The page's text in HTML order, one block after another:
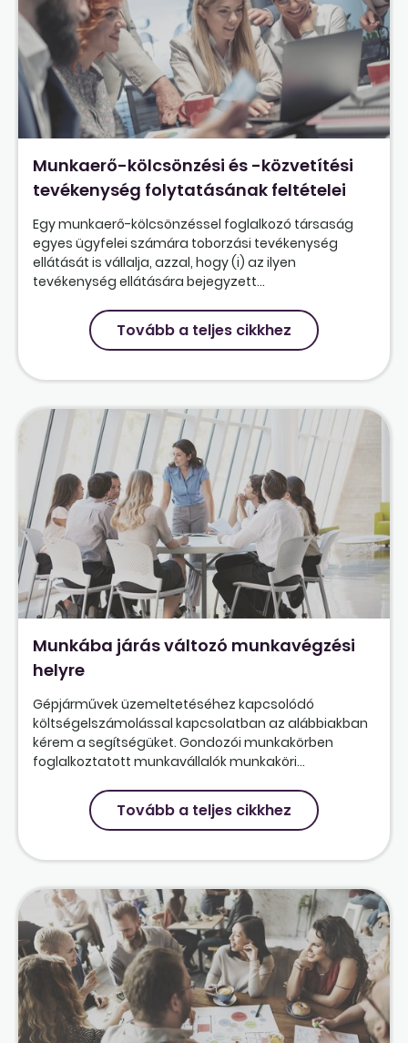
Munkaerő-kölcsönzési és -közvetítési
tevékenység folytatásának feltételei
Egy munkaerő-kölcsönzéssel foglalkozó társaság
egyes ügyfelei számára toborzási tevékenység
ellátását is vállalja, azzal, hogy (i) az ilyen
tevékenység ellátására bejegyzett...
Tovább a teljes cikkhez
Munkába járás változó munkavégzési
helyre
Gépjárművek üzemeltetéséhez kapcsolódó
költségelszámolással kapcsolatban az alábbiakban
kérem a segítségüket. Gondozói munkakörben
foglalkoztatott munkavállalók munkaköri...
Tovább a teljes cikkhez